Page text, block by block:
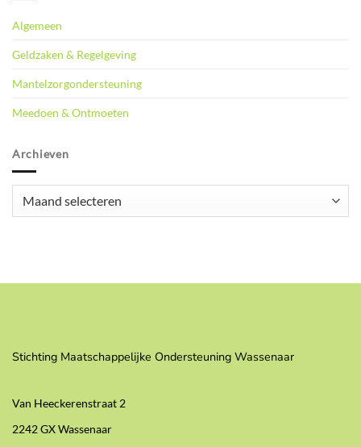
Algemeen
Geldzaken & Regelgeving
Mantelzorgondersteuning
Meedoen & Ontmoeten
Archieven
Stichting Maatschappelijke Ondersteuning Wassenaar
Van Heeckerenstraat 2
2242 GX Wassenaar